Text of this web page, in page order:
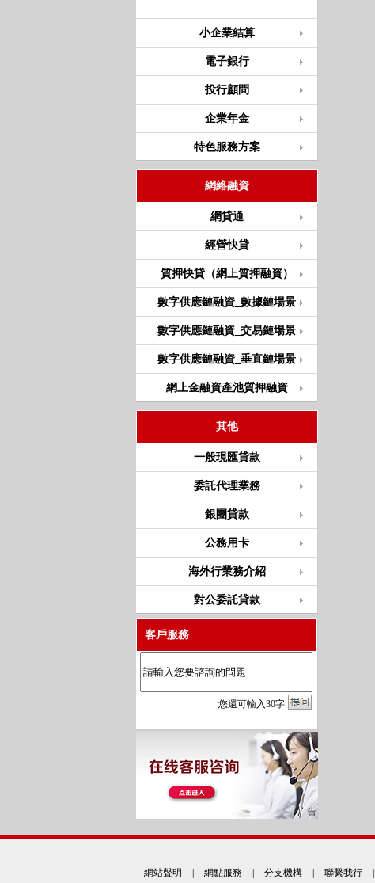
小企業結算
電子銀行
投行顧問
企業年金
特色服務方案
網絡融資
網貸通
經營快貸
質押快貸（網上質押融資）
數字供應鏈融資_數據鏈場景
數字供應鏈融資_交易鏈場景
數字供應鏈融資_垂直鏈場景
網上金融資產池質押融資
其他
一般現匯貸款
委託代理業務
銀團貸款
公務用卡
海外行業務介紹
對公委託貸款
客戶服務
您還可輸入30字
網站聲明 網點服務 分支機構 聯繫我行